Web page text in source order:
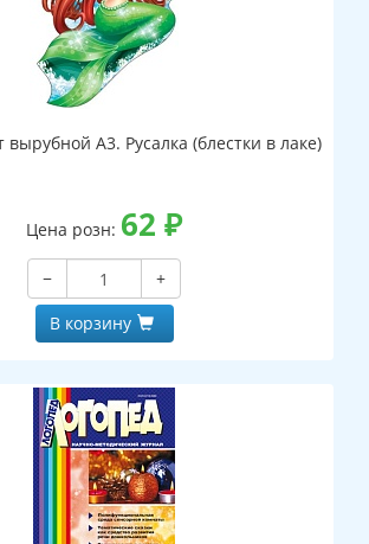
А3. Русалка (блестки в лаке)
Цена розн: 62 ₽
−
+
В корзину